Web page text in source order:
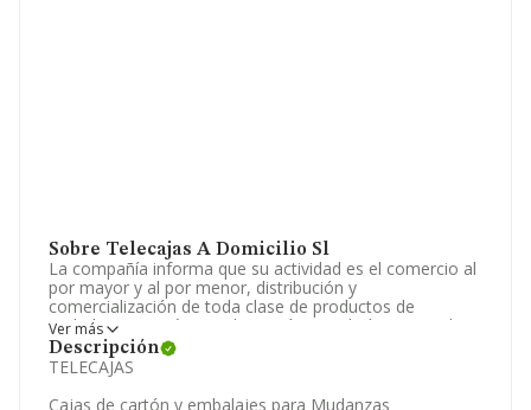
Sobre Telecajas A Domicilio Sl
La compañía informa que su actividad es el comercio al
por mayor y al por menor, distribución y
comercialización de toda clase de productos de
embalaje, cosméticos, droguería, papelería, material
informático, perfumería, ropa de trabajo, zapatería,
ropa infantil, juguetes, artículos de ferretería y menaje,
artículos de plástico,.. La empresa está registrada como
Sociedad Limitada. Clasifica su actividad CNAE como
Ver más
Descripción
TELECAJAS
Cajas de cartón y embalajes para Mudanzas